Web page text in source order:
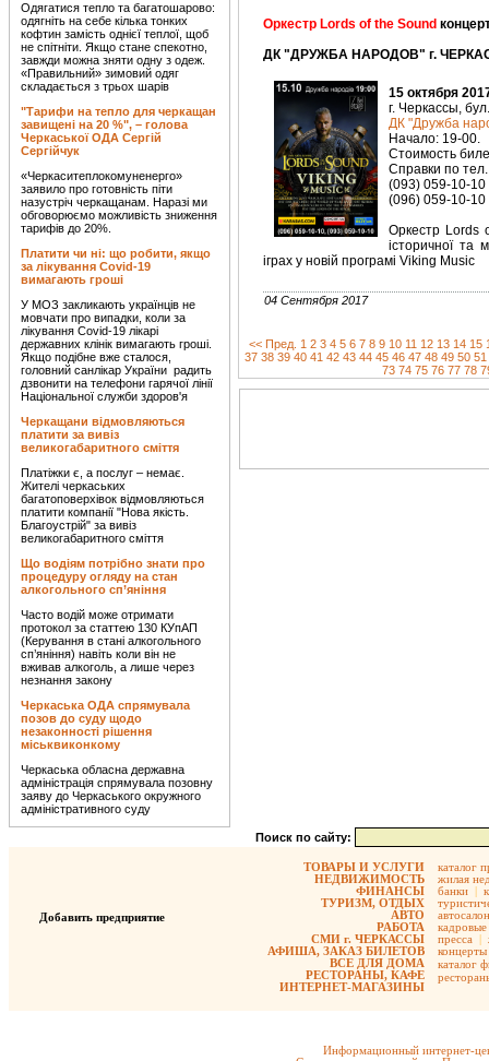
Одягатися тепло та багатошарово:
одягніть на себе кілька тонких
кофтин замість однієї теплої, щоб
не спітніти. Якщо стане спекотно,
завжди можна зняти одну з одеж.
«Правильний» зимовий одяг
складається з трьох шарів
"Тарифи на тепло для черкащан
завищені на 20 %", – голова
Черкаської ОДА Сергій
Сергійчук
«Черкаситеплокомуненерго»
заявило про готовність піти
назустріч черкащанам. Наразі ми
обговорюємо можливість зниження
тарифів до 20%.
Платити чи ні: що робити, якщо
за лікування Covid-19
вимагають гроші
У МОЗ закликають українців не
мовчати про випадки, коли за
лікування Covid-19 лікарі
державних клінік вимагають гроші.
Якщо подібне вже сталося,
головний санлікар України радить
дзвонити на телефони гарячої лінії
Національної служби здоров'я
Черкащани відмовляються
платити за вивіз
великогабаритного сміття
Платіжки є, а послуг – немає.
Жителі черкаських
багатоповерхівок відмовляються
платити компанії "Нова якість.
Благоустрій" за вивіз
великогабаритного сміття
Що водіям потрібно знати про
процедуру огляду на стан
алкогольного сп’яніння
Часто водій може отримати
протокол за статтею 130 КУпАП
(Керування в стані алкогольного
сп’яніння) навіть коли він не
вживав алкоголь, а лише через
незнання закону
Черкаська ОДА спрямувала
позов до суду щодо
незаконності рішення
міськвиконкому
Черкаська обласна державна
адміністрація спрямувала позовну
заяву до Черкаського окружного
адміністративного суду
Оркестр Lords of the Sound
ДК "ДРУЖБА НАРОДОВ" г.
15 октября
г. Черкассы,
ДК "Дружба
Начало: 19-00.
Стоимость
Справки по
(093) 059-10-10
(096) 059-10-10
Оркестр Lords
історичної та
іграх у новій програмі Viking Music
04 Сентября 2017
<< Пред. 1 2 3 4 5 6 7 8 9 10 11 12 13 14 15
37 38 39 40 41 42 43 44 45 46 47 48 49 50 51
73 74 75 76 77 78
Поиск по сайту:
Добавить предприятие
ТОВАРЫ И УСЛУГИ
НЕДВИЖИМОСТЬ
ФИНАНСЫ
ТУРИЗМ, ОТДЫХ
АВТО
РАБОТА
СМИ г. ЧЕРКАССЫ
АФИША, ЗАКАЗ БИЛЕТОВ
ВСЕ ДЛЯ ДОМА
РЕСТОРАНЫ, КАФЕ
ИНТЕРНЕТ-МАГАЗИНЫ
каталог
жилая
банки |
кадровые
пресса |
концерты
каталог
Информационный интернет-